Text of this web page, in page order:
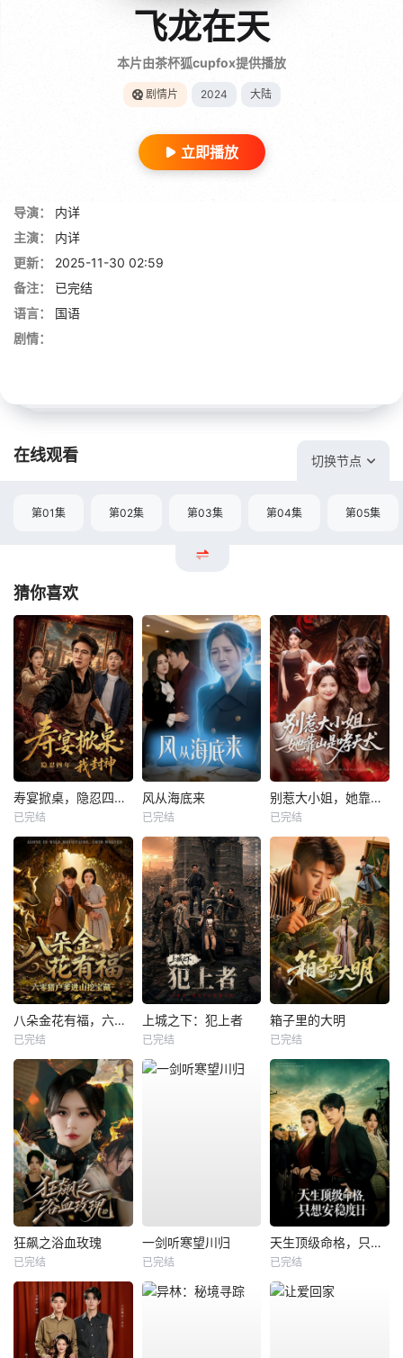
飞龙在天
本片由茶杯狐cupfox提供播放
剧情片 2024 大陆
立即播放
导演：
内详
主演：
内详
更新：
2025-11-30 02:59
备注：
已完结
语言：
国语
剧情：
在线观看 切换节点
第01集 第02集 第03集 第04集 第05集
猜你喜欢
寿宴掀桌，隐忍四年我封神
已完结
风从海底来
已完结
别惹大小姐，她靠山是哮天犬
已完结
八朵金花有福，六零猎户爹进山挖宝藏
已完结
上城之下：犯上者
已完结
箱子里的大明
已完结
狂飙之浴血玫瑰
已完结
一剑听寒望川归
已完结
天生顶级命格，只想安稳度日
已完结